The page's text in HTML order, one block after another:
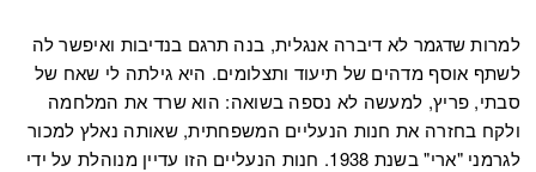
למרות שדגמר לא דיברה אנגלית, בנה תרגם בנדיבות ואיפשר לה
לשתף אוסף מדהים של תיעוד ותצלומים. היא גילתה לי שאח של
סבתי, פריץ, למעשה לא נספה בשואה: הוא שרד את המלחמה
ולקח בחזרה את חנות הנעליים המשפחתית, שאותה נאלץ למכור
לגרמני "ארי" בשנת 1938. חנות הנעליים הזו עדיין מנוהלת על ידי